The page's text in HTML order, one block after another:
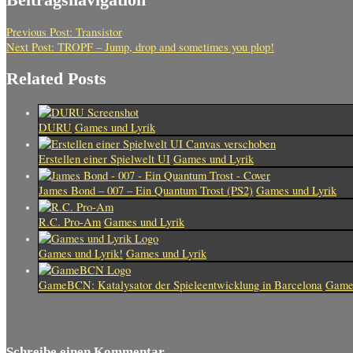
Previous Post: Transistor
Next Post: TROPF – Jump, drop and sometimes you plop!
Related Posts
DURU Games und Lyrik
Erstellen einer Spielwelt UI Games und Lyrik
James Bond – 007 – Ein Quantum Trost (PS2) Games und Lyrik
R.C. Pro-Am Games und Lyrik
Games und Lyrik! Games und Lyrik
GameBCN: Katalysator der Spieleentwicklung in Barcelona